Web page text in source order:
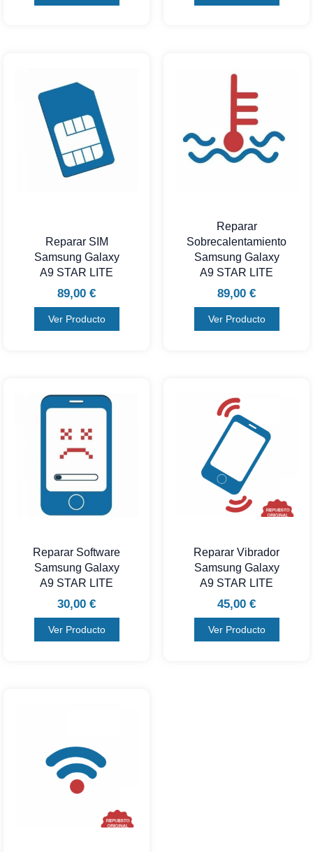
Reparar SIM
Samsung Galaxy
A9 STAR LITE
89,00 €
Ver Producto
Reparar
Sobrecalentamiento
Samsung Galaxy
A9 STAR LITE
89,00 €
Ver Producto
Reparar Software
Samsung Galaxy
A9 STAR LITE
30,00 €
Ver Producto
Reparar Vibrador
Samsung Galaxy
A9 STAR LITE
45,00 €
Ver Producto